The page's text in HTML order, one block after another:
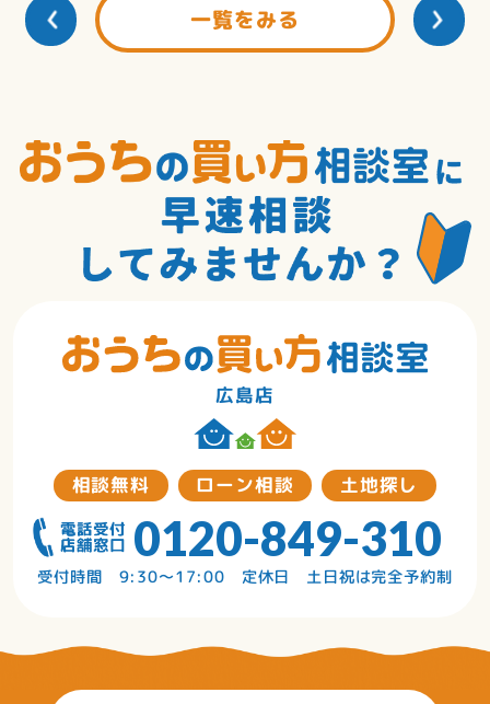
一覧をみる
広島店
相談無料 ローン相談 土地探し
0120-849-310
受付時間 9:30〜17:00 定休日 土日祝は完全予約制